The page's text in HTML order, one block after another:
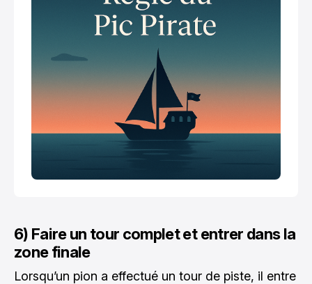
6) Faire un tour complet et entrer dans la
zone finale
Lorsqu’un pion a effectué un tour de piste, il entre